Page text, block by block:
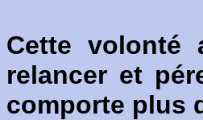
Cette volonté
relancer et
comporte plus